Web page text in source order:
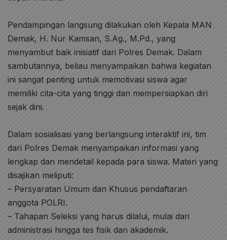
Pendampingan langsung dilakukan oleh Kepala MAN
Demak, H. Nur Kamsan, S.Ag., M.Pd., yang
menyambut baik inisiatif dari Polres Demak. Dalam
sambutannya, beliau menyampaikan bahwa kegiatan
ini sangat penting untuk memotivasi siswa agar
memiliki cita-cita yang tinggi dan mempersiapkan diri
sejak dini.
Dalam sosialisasi yang berlangsung interaktif ini, tim
dari Polres Demak menyampaikan informasi yang
lengkap dan mendetail kepada para siswa. Materi yang
disajikan meliputi:
– Persyaratan Umum dan Khusus pendaftaran
anggota POLRI.
– Tahapan Seleksi yang harus dilalui, mulai dari
administrasi hingga tes fisik dan akademik.